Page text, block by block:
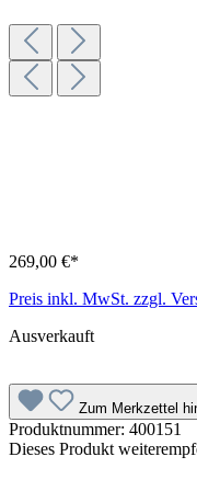
269,00 €*
Preis inkl. MwSt. zzgl.
Ausverkauft
Zum Merkzettel
Produktnummer: 400151
Dieses Produkt